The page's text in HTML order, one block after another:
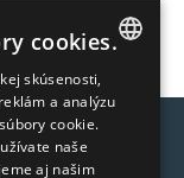
SLOVAK
ENGLISH
cookies.
skúsenosti,
a analýzu
cookie.
naše
aj našim